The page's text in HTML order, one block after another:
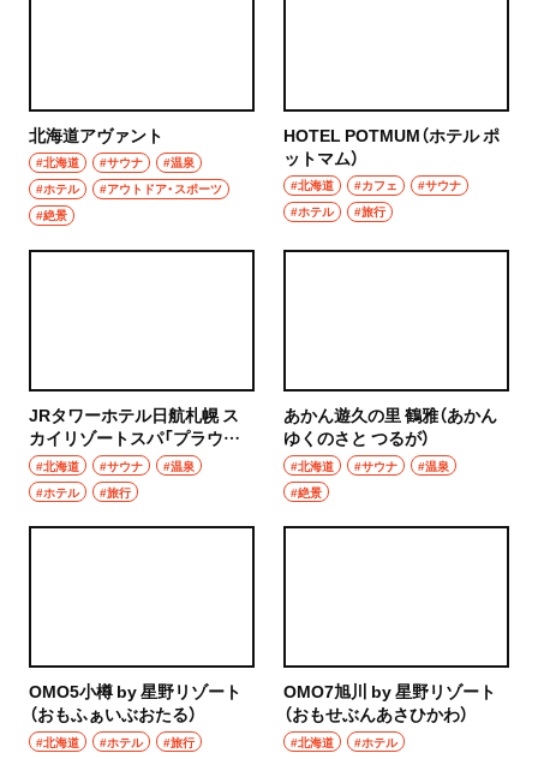
北海道アヴァント
#北海道 #サウナ
#温泉
#ホテル
#アウトドア・スポーツ
#絶景
HOTEL POTMUM（ホテル ポ
ットマム）
#北海道 #カフェ
#サウナ
#ホテル
#旅行
JRタワーホテル日航札幌 ス
カイリゾートスパ「プラウブ
ラン」
#北海道 #サウナ
#温泉
#ホテル
#旅行
あかん遊久の里 鶴雅（あかん
ゆくのさと つるが）
#北海道 #サウナ
#温泉
#絶景
OMO5小樽 by 星野リゾート
（おもふぁいぶおたる）
#北海道 #ホテル #旅行
OMO7旭川 by 星野リゾート
（おもせぶんあさひかわ）
#北海道 #ホテル